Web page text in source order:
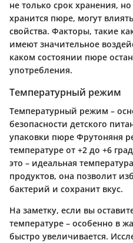
не только срок хранения,
хранится пюре, могут
свойства. Факторы, такие
имеют значительное
каком состоянии пюре
употребления.
Температурный режим
Температурный режим –
безопасности детского
упаковки пюре Фрутоняня
температуре от +2 до +6
это – идеальная
продуктов, она позволит
бактерий и сохранит вкус.
На заметку, если вы
температуре – особенно в
быстро увеличивается.